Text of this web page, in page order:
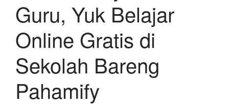
Guru, Yuk Belajar
Online Gratis di
Sekolah Bareng
Pahamify